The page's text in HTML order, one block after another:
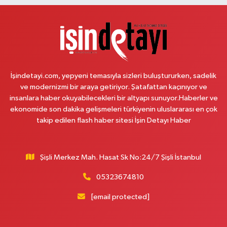
Reşitpaşa Mahallesi Tuncay Artun Caddesi No:10B Altınokta Körler Vakfı
Plevne Eczanesi
Mevlana Mahallesi İbrahim Hayırlıoğlu Caddesi 6 3 PLEVNE KONUTLARI
0 (212) 823 53 43 Yol Tarifi Al
Siyavuşpaşa Mahallesi Adnan Kahveci Bulvarı 154 B MEMORIAL
İşindetayi.com, yepyeni temasıyla sizleri buluştururken, sadelik
ve modernizmi bir araya getiriyor. Şatafattan kaçınıyor ve
insanlara haber okuyabilecekleri bir altyapı sunuyor.Haberler ve
ekonomide son dakika gelişmeleri türkiyenin uluslararası en çok
takip edilen flash haber sitesi İşin Detayı Haber
Şişli Merkez Mah. Hasat Sk No:24/7 Şişli İstanbul
05323674810
[email protected]